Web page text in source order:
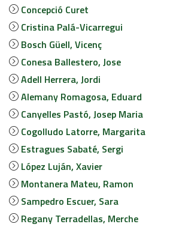
Concepció Curet
Cristina Palá-Vicarregui
Bosch Güell, Vicenç
Conesa Ballestero, Jose
Adell Herrera, Jordi
Alemany Romagosa, Eduard
Canyelles Pastó, Josep Maria
Cogolludo Latorre, Margarita
Estragues Sabaté, Sergi
López Luján, Xavier
Montanera Mateu, Ramon
Sampedro Escuer, Sara
Regany Terradellas, Merche